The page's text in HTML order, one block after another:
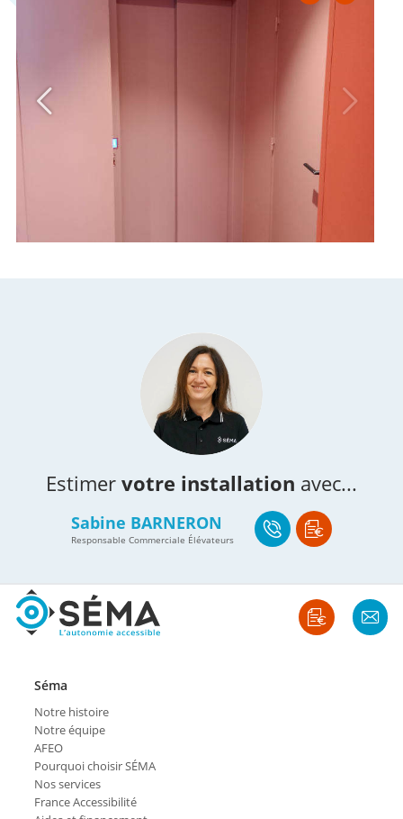
Estimer votre installation avec...
Sabine BARNERON
Responsable Commerciale Élévateurs
Séma
Notre histoire
Notre équipe
AFEO
Pourquoi choisir SÉMA
Nos services
France Accessibilité